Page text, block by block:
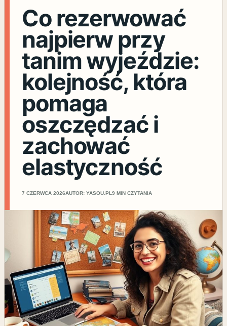
Co rezerwować
najpierw przy
tanim wyjeździe:
kolejność, która
pomaga
oszczędzać i
zachować
elastyczność
7 CZERWCA 2026AUTOR: YASOU.PL 9 MIN CZYTANIA